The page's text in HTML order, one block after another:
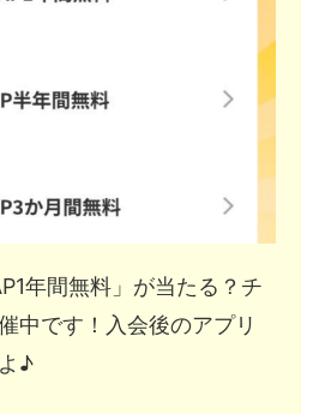
年間無料」が当たる？チ
中です！入会後のアプリ
♪